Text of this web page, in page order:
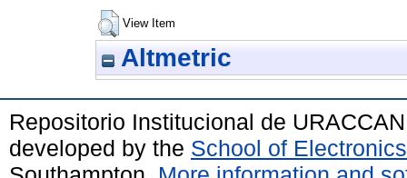
View Item
Altmetric
Repositorio Institucional de
developed by the School of